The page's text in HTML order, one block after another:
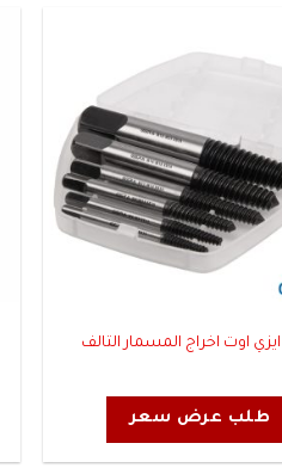
اوت اخراج المسمار التالف
طلب عرض سعر